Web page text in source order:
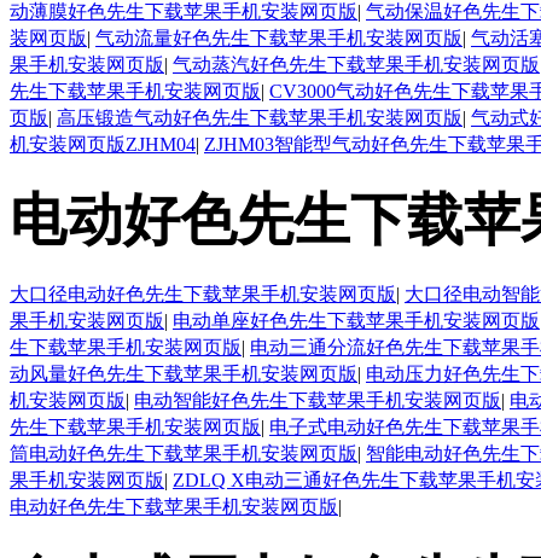
动薄膜好色先生下载苹果手机安装网页版| 气动保温好色先生
装网页版| 气动流量好色先生下载苹果手机安装网页版| 气动活
果手机安装网页版| 气动蒸汽好色先生下载苹果手机安装网页版
先生下载苹果手机安装网页版| CV3000气动好色先生下载苹果
页版| 高压锻造气动好色先生下载苹果手机安装网页版| 气动式
机安装网页版ZJHM04| ZJHM03智能型气动好色先生下载苹果
电动好色先生下载
大口径电动好色先生下载苹果手机安装网页版| 大口径电动智
果手机安装网页版| 电动单座好色先生下载苹果手机安装网页版
生下载苹果手机安装网页版| 电动三通分流好色先生下载苹果
动风量好色先生下载苹果手机安装网页版| 电动压力好色先生
机安装网页版| 电动智能好色先生下载苹果手机安装网页版| 电
先生下载苹果手机安装网页版| 电子式电动好色先生下载苹果
筒电动好色先生下载苹果手机安装网页版| 智能电动好色先生
果手机安装网页版| ZDLQ X电动三通好色先生下载苹果手机安
电动好色先生下载苹果手机安装网页版|